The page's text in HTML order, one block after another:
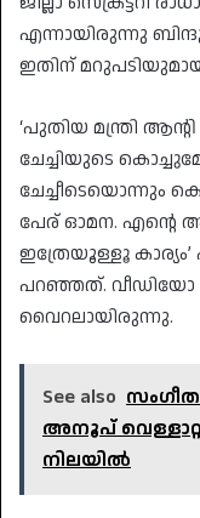
എന്നായിരുന്നു
ഇതിന്
‘പുതിയ മന്ത്രി
ചേച്ചിയുടെ
ചേച്ചീടെയൊന്നും
പേര് ഓമന. എന്റെ
ഇത്രേയൂള്ളൂ
പറഞ്ഞത്.
വൈറലായിരുന്നു.
See also
അനൂപ്
നിലയിൽ